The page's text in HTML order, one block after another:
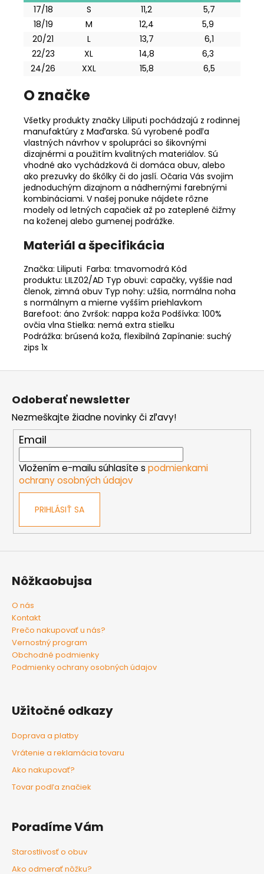
17/18
S 11,2
5,7
18/19
M 12,4
5,9
20/21
L 13,7
6,1
22/23
XL 14,8
6,3
24/26
XXL 15,8 6,5
O značke
Všetky produkty značky Liliputi pochádzajú z rodinnej
manufaktúry z Maďarska. Sú vyrobené podľa
vlastných návrhov v spolupráci so šikovnými
dizajnérmi a použitím kvalitných materiálov. Sú
vhodné ako vychádzková či domáca obuv, alebo
ako prezuvky do škôlky či do jaslí. Očaria Vás svojim
jednoduchým dizajnom a nádhernými farebnými
kombináciami. V našej ponuke nájdete rôzne
modely od letných capačiek až po zateplené čižmy
na koženej alebo gumenej podrážke.
Materiál a špecifikácia
Značka: Liliputi Farba: tmavomodrá Kód
produktu: LILZ02/AD Typ obuvi: capačky, vyššie nad
členok, zimná obuv Typ nohy: užšia, normálna noha
s normálnym a mierne vyšším priehlavkom
Barefoot: áno Zvršok: nappa koža Podšívka: 100%
ovčia vlna Stielka: nemá extra stielku
Podrážka: brúsená koža, flexibilná Zapínanie: suchý
zips 1x
Odoberať newsletter
Nezmeškajte žiadne novinky či zľavy!
Email
Vložením e-mailu súhlasíte s podmienkami
ochrany osobných údajov
PRIHLÁSIŤ SA
Nôžkaobujsa
O nás
Kontakt
Prečo nakupovať u nás?
Vernostný program
Obchodné podmienky
Podmienky ochrany osobných údajov
Užitočné odkazy
Doprava a platby
Vrátenie a reklamácia tovaru
Ako nakupovať?
Tovar podľa značiek
Poradíme Vám
Starostlivosť o obuv
Ako odmerať nôžku?